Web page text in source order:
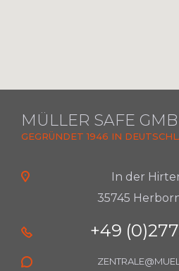
MÜLLER SAFE
GEGRÜNDET 1946 IN
In der
35745
+49